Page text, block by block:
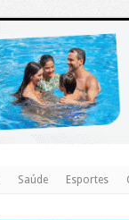
Saúde Esportes